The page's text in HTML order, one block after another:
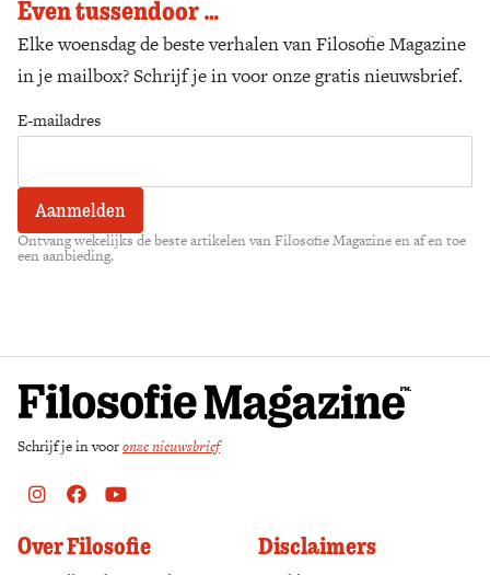
Even tussendoor …
Elke woensdag de beste verhalen van Filosofie Magazine
in je mailbox? Schrijf je in voor onze gratis nieuwsbrief.
E-mailadres
Ontvang wekelijks de beste artikelen van Filosofie Magazine en af en toe
een aanbieding.
Schrijf je in vooronze nieuwsbrief
Instagram
FacebookYoutube
Over Filosofie Disclaimers